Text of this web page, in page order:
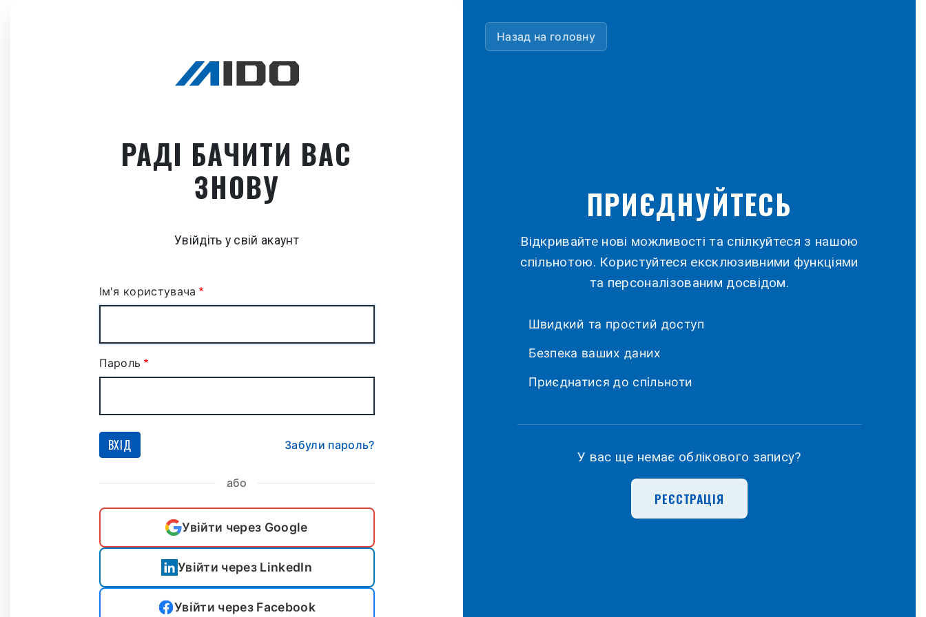
РАДІ БАЧИТИ ВАС
ЗНОВУ
Увійдіть у свій акаунт
Ім'я користувача
Пароль
ВХІД Забули пароль?
або
Увійти через Google
Увійти через LinkedIn
Увійти через Facebook
Назад на головну
ПРИЄДНУЙТЕСЬ
Відкривайте нові можливості та спілкуйтеся з нашою
спільнотою. Користуйтеся ексклюзивними функціями
та персоналізованим досвідом.
Швидкий та простий доступ
Безпека ваших даних
Приєднатися до спільноти
У вас ще немає облікового запису?
РЕЄСТРАЦІЯ